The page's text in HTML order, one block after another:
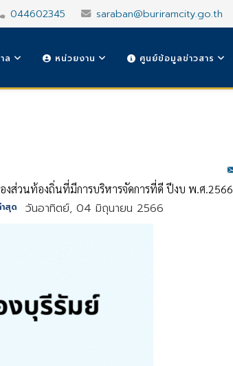
044602345 saraban@buriramcity.go.th
ล หน่วยงาน ศูนย์ข้อมูลข่าวสาร
องส่วนท้องถิ่นที่มีการบริหารจัดการที่ดี ปีงบ พ.ศ.2566
สุด วันอาทิตย์, 04 มิถุนายน 2566